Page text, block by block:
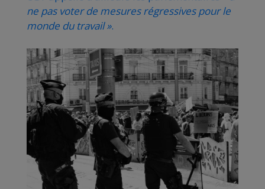
ne pas voter de mesures régressives pour le
monde du travail ».